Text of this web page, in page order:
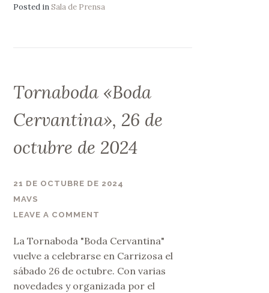
Posted inSala de Prensa
Tornaboda «Boda
Cervantina», 26 de
octubre de 2024
21 DE OCTUBRE DE 2024
MAVS
LEAVE A COMMENT
La Tornaboda "Boda Cervantina"
vuelve a celebrarse en Carrizosa el
sábado 26 de octubre. Con varias
novedades y organizada por el